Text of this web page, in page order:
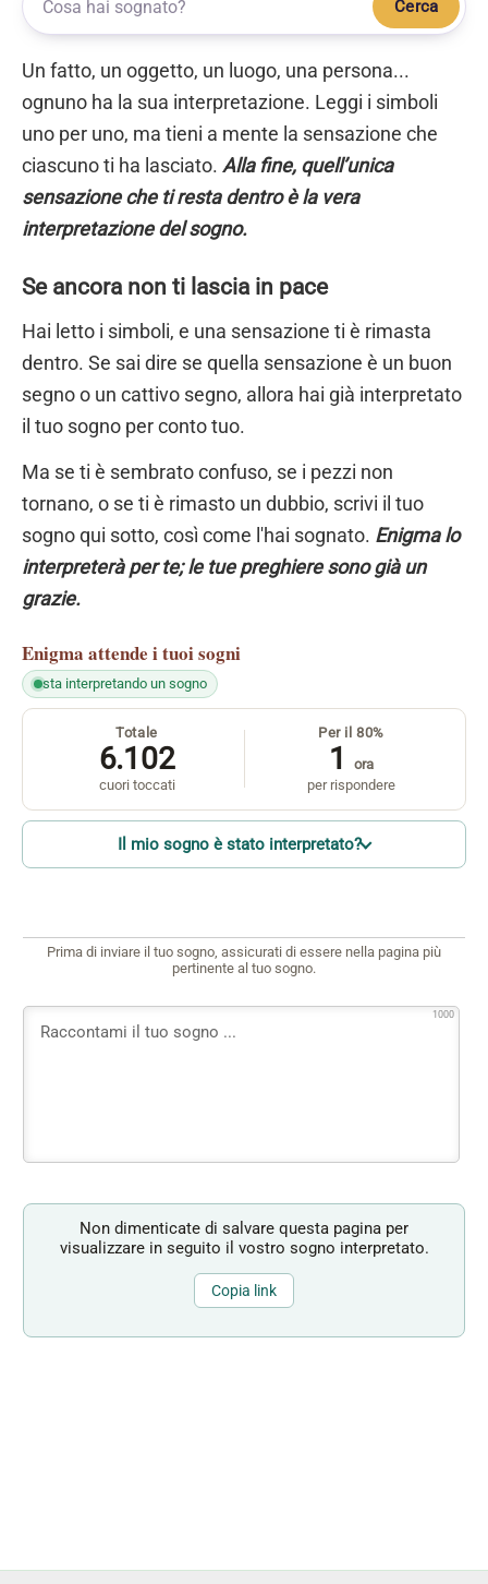
Cerca
Un fatto, un oggetto, un luogo, una persona...
ognuno ha la sua interpretazione. Leggi i simboli
uno per uno, ma tieni a mente la sensazione che
ciascuno ti ha lasciato. Alla fine, quell’unica
sensazione che ti resta dentro è la vera
interpretazione del sogno.
Se ancora non ti lascia in pace
Hai letto i simboli, e una sensazione ti è rimasta
dentro. Se sai dire se quella sensazione è un buon
segno o un cattivo segno, allora hai già interpretato
il tuo sogno per conto tuo.
Ma se ti è sembrato confuso, se i pezzi non
tornano, o se ti è rimasto un dubbio, scrivi il tuo
sogno qui sotto, così come l'hai sognato. Enigma lo
interpreterà per te; le tue preghiere sono già un
grazie.
Enigma attende i tuoi sogni
sta interpretando un sogno
Totale
6.102
cuori toccati
Per il 80%
1
ora
per rispondere
Il mio sogno è stato interpretato?
Prima di inviare il tuo sogno, assicurati di essere nella pagina più
pertinente al tuo sogno.
1000
Non dimenticate di salvare questa pagina per
visualizzare in seguito il vostro sogno interpretato.
Copia link